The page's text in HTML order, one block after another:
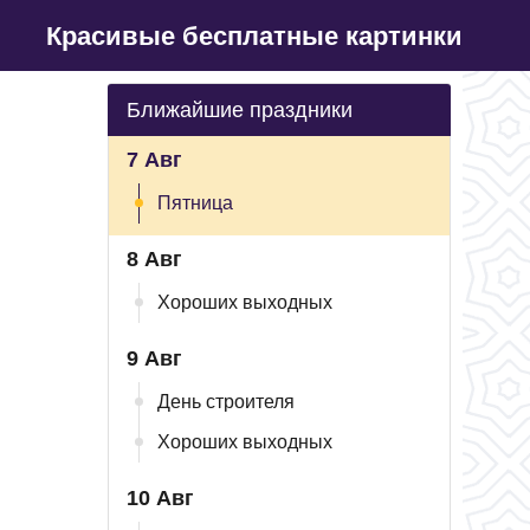
Красивые бесплатные картинки
Ближайшие праздники
7 Авг
Пятница
8 Авг
Хороших выходных
9 Авг
День строителя
Хороших выходных
10 Авг